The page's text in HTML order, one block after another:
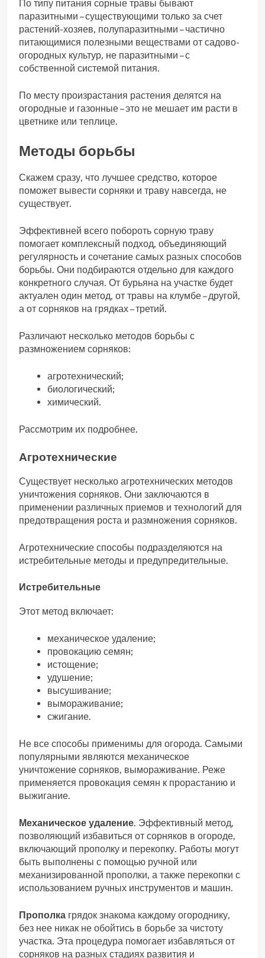
По типу питания сорные травы бывают
паразитными – существующими только за счет
растений-хозяев, полупаразитными – частично
питающимися полезными веществами от садово-
огородных культур, не паразитными – с
собственной системой питания.
По месту произрастания растения делятся на
огородные и газонные – это не мешает им расти в
цветнике или теплице.
Методы борьбы
Скажем сразу, что лучшее средство, которое
поможет вывести сорняки и траву навсегда, не
существует.
Эффективней всего побороть сорную траву
помогает комплексный подход, объединяющий
регулярность и сочетание самых разных способов
борьбы. Они подбираются отдельно для каждого
конкретного случая. От бурьяна на участке будет
актуален один метод, от травы на клумбе – другой,
а от сорняков на грядках – третий.
Различают несколько методов борьбы с
размножением сорняков:
агротехнический;
биологический;
химический.
Рассмотрим их подробнее.
Агротехнические
Существует несколько агротехнических методов
уничтожения сорняков. Они заключаются в
применении различных приемов и технологий для
предотвращения роста и размножения сорняков.
Агротехнические способы подразделяются на
истребительные методы и предупредительные.
Истребительные
Этот метод включает:
механическое удаление;
провокацию семян;
истощение;
удушение;
высушивание;
вымораживание;
сжигание.
Не все способы применимы для огорода. Самыми
популярными являются механическое
уничтожение сорняков, вымораживание. Реже
применяется провокация семян к прорастанию и
выжигание.
Механическое удаление. Эффективный метод,
позволяющий избавиться от сорняков в огороде,
включающий прополку и перекопку. Работы могут
быть выполнены с помощью ручной или
механизированной прополки, а также перекопки с
использованием ручных инструментов и машин.
Прополка грядок знакома каждому огороднику,
без нее никак не обойтись в борьбе за чистоту
участка. Эта процедура помогает избавляться от
сорняков на разных стадиях развития и